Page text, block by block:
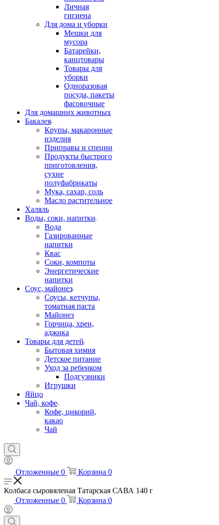
Личная
гигиена
Для дома и уборки
Мешки для
мусора
Батарейки,
канцтовары
Товары для
уборки
Одноразовая
посуда, пакеты
фасовочные
Для домашних животных
Бакалея
Крупы, макаронные
изделия
Приправы и специи
Продукты быстрого
приготовления,
сухие
полуфабрикаты
Мука, сахар, соль
Масло растительное
Халяль
Воды, соки, напитки
Вода
Газированные
напитки
Квас
Соки, компоты
Энергетические
напитки
Соус, майонез
Соусы, кетчупы,
томатная паста
Майонез
Горчица, хрен,
аджика
Товары для детей
Бытовая химия
Детское питание
Уход за ребенком
Подгузники
Игрушки
Яйцо
Чай, кофе
Кофе, цикорий,
какао
Чай
Отложенные 0 Корзина 0
Колбаса сыровяленая Татарская САВА 140 г
Отложенные 0 Корзина 0